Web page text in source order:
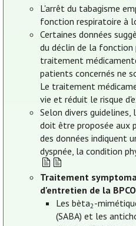
L'arrêt du tabagisme
fonction respiratoire à
Certaines données
du déclin de la fonction
traitement
patients concernés ne
Le traitement
vie et réduit le risque
Selon divers
doit être proposée aux
des données indiquent
dyspnée, la condition
Traitement
d'entretien de la
Les bèta2-
(SABA) et les